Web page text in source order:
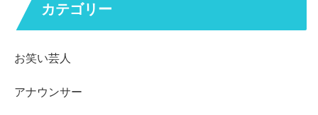
カテゴリー
お笑い芸人
アナウンサー